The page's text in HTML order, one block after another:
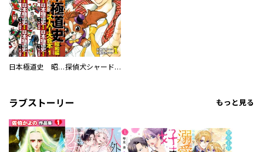
日本極道史 昭和編 スーパー大合本 探偵犬シャードック（新装版）
ラブストーリー もっと見る